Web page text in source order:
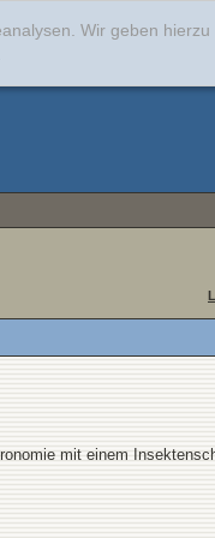
Wir geben
mit einem